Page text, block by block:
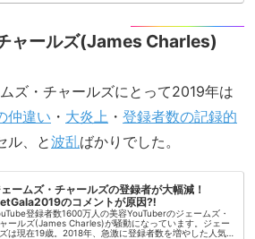
ャールズ(James Charles)
ズ・チャールズにとって2019年は
仲違い ・ 大炎上 ・ 登録者数の記録的
ル、と波乱ばかりでした。
ームズ・チャールズの登録者が大幅減！
のコメントが原因⁈
登録者数1600万人の美容YouTuberのジェームズ・
ールズ(James Charles)が騒動になっています。ジェー
は現在19歳。2018年、急激に登録者数を増やした人気